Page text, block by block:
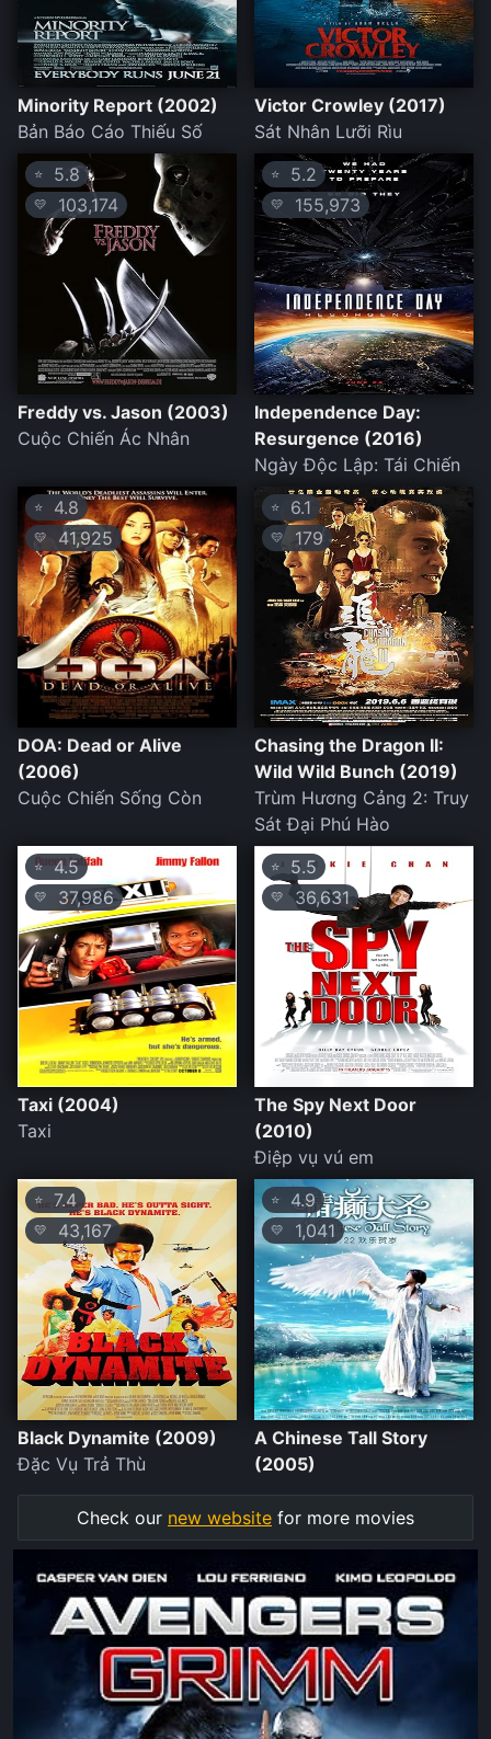
Minority Report (2002)
Bản Báo Cáo Thiếu Số
Victor Crowley (2017)
Sát Nhân Lưỡi Rìu
⭐ 5.8
💛 103,174
Freddy vs. Jason (2003)
Cuộc Chiến Ác Nhân
⭐ 5.2
💛 155,973
Independence Day:
Resurgence (2016)
Ngày Độc Lập: Tái Chiến
⭐ 4.8
💛 41,925
DOA: Dead or Alive
(2006)
Cuộc Chiến Sống Còn
⭐ 6.1
💛179
Chasing the Dragon II:
Wild Wild Bunch (2019)
Trùm Hương Cảng 2: Truy
Sát Đại Phú Hào
⭐4.5
💛 37,986
Taxi (2004)
Taxi
⭐ 5.5
💛 36,631
The Spy Next Door
(2010)
Điệp vụ vú em
⭐ 7.4
💛 43,167
Black Dynamite (2009)
Đặc Vụ Trả Thù
⭐ 4.9
💛 1,041
A Chinese Tall Story
(2005)
Check our new website for more movies